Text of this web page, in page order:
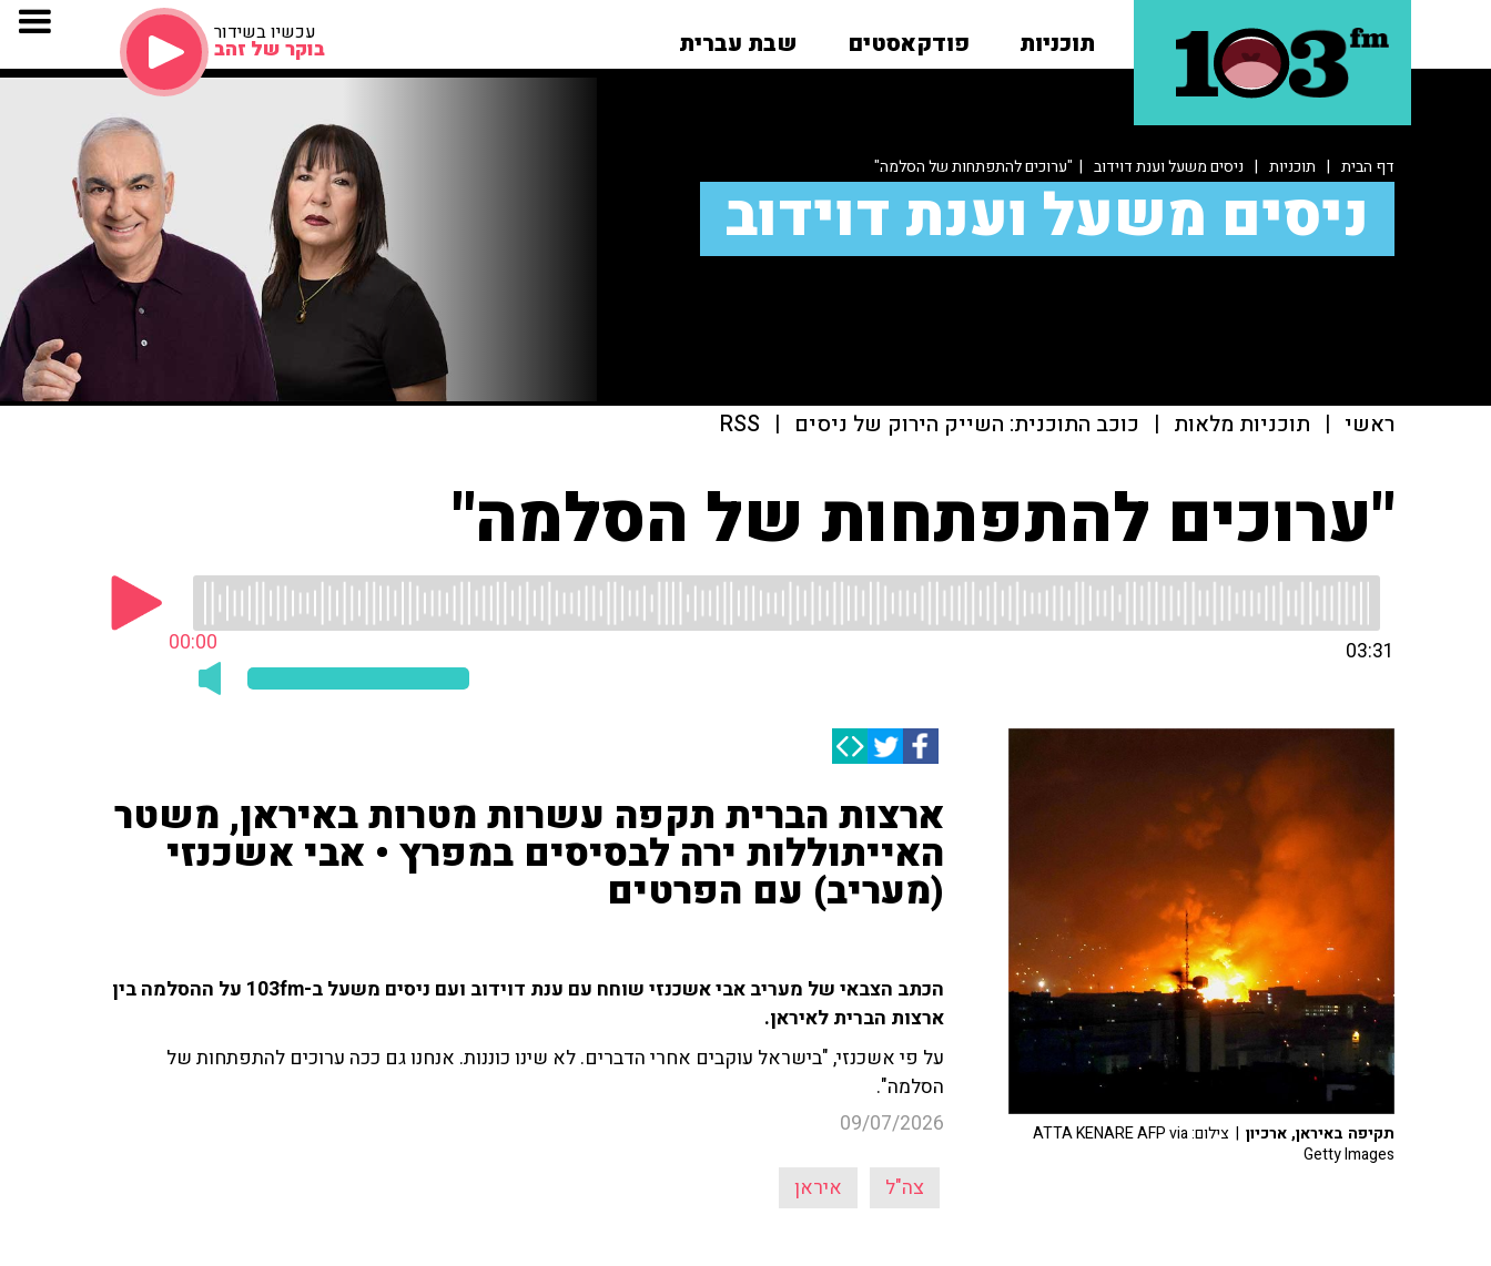
תוכניות פודקאסטים שבת עברית עכשיו בשידור
בוקר של זהב
דף הבית | תוכניות | ניסים משעל וענת דוידוב | "ערוכים להתפתחות של הסלמה"
ניסים משעל וענת דוידוב
ראשי | תוכניות מלאות | כוכב התוכנית: השייק הירוק של ניסים |
RSS
"ערוכים להתפתחות של הסלמה"
00:00 03:31
ארצות הברית תקפה עשרות מטרות באיראן, משטר
האייתוללות ירה לבסיסים במפרץ • אבי אשכנזי
(מעריב) עם הפרטים
הכתב הצבאי של מעריב אבי אשכנזי שוחח עם ענת דוידוב ועם ניסים משעל ב-103fm על ההסלמה בין
ארצות הברית לאיראן.
על פי אשכנזי, "בישראל עוקבים אחרי הדברים. לא שינו כוננות. אנחנו גם ככה ערוכים להתפתחות של
הסלמה".
09/07/2026
צה"ל איראן
תקיפה באיראן, ארכיון
| צילום: ATTA KENARE AFP via
Getty Images